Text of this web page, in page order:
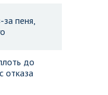
пеня,
до
отказа